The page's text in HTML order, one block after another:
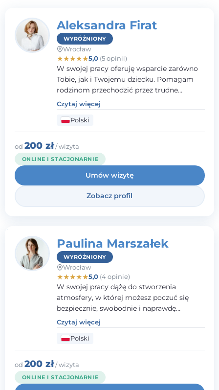
Aleksandra Firat
WYRÓŻNIONY
Wrocław
★★★★★5,0(5 opinii)
W swojej pracy oferuję wsparcie zarówno
Tobie, jak i Twojemu dziecku. Pomagam
rodzinom przechodzić przez trudne
momenty, opierając współpracę na
wzajemnym zaufaniu i otwartej
komunikacji. Posiadam doświadczenie w
pracy z dziećmi i młodzieżą mierzącymi się
z różnorodnymi trudnościami
emocjonalnymi oraz rozwojowymi.
Czytaj więcej
Polski
od 200 zł/ wizyta
ONLINE I STACJONARNIE
Umów wizytę
Zobacz profil
Paulina Marszałek
WYRÓŻNIONY
Wrocław
★★★★★5,0(4 opinie)
W swojej pracy dążę do stworzenia
atmosfery, w której możesz poczuć się
bezpiecznie, swobodnie i naprawdę
wysłuchany(-a). Zależy mi na
towarzyszeniu Ci w drodze do większego
dobrostanu, lepszego poznania siebie oraz
budowania wartościowych i
satysfakcjonujących relacji - zarówno z
innymi, jak i z samym sobą. Możliwość
bycia częścią tego procesu traktuję jako
Czytaj więcej
Polski
od 200 zł/ wizyta
ONLINE I STACJONARNIE